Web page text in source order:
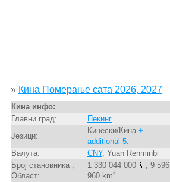
» Кина Померање сата 2026, 2027
Кина инфо:
Главни град:
Пекинг
Језици:
Кинески/Кина +
additional 5.
Валута:
CNY, Yuan Renminbi
Број становника ;
Област:
1 330 044 000
; 9 596
960 km²